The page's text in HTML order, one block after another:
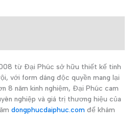
từ Đại Phúc sở hữu thiết kế tinh
với form dáng độc quyền mang lại
8 năm kinh nghiệm, Đại Phúc cam
nghiệp và giá trị thương hiệu của
dongphucdaiphuc.com để khám